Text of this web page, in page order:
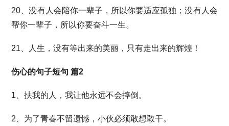
20、没有人会陪你一辈子，所以你要适应孤独；没有人会
帮你一辈子，所以你要奋斗一生。
21、人生，没有等出来的美丽，只有走出来的辉煌！
伤心的句子短句 篇2
1、扶我的人，我让他永远不会摔倒。
2、为了青春不留遗憾，小伙必须敢想敢干。